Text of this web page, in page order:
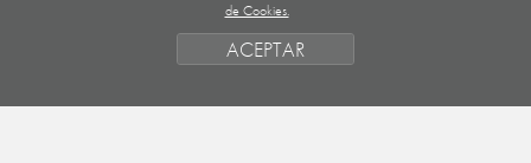
de Cookies.
ACEPTAR
EUROPA